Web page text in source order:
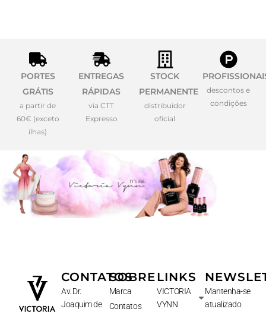
PORTES
GRÁTIS
a partir de
60€ (exceto
ilhas)
ENTREGAS
RÁPIDAS
via CTT
Expresso
STOCK
PERMANENTE
distribuidor
oficial
descontos e
condições
CONTATOS
Av. Dr.
Joaquim de
SOBRE
Marca
Contatos
LINKS
VICTORIA
VYNN
Mantenha-se
atualizado